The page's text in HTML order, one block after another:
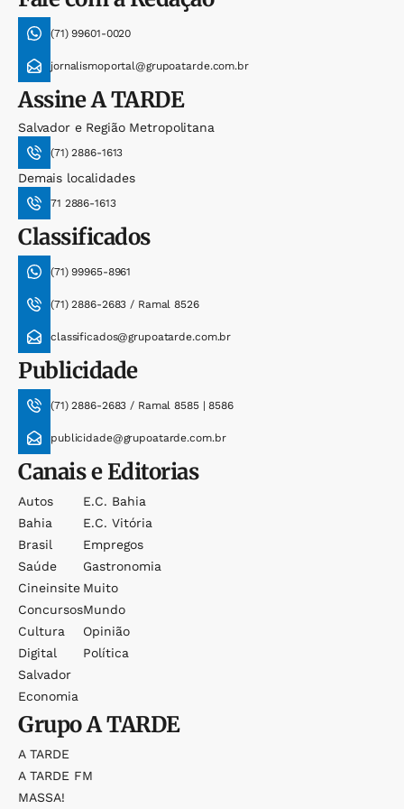
(71) 99601-0020
jornalismoportal@grupoatarde.com.br
AssineA TARDE
Salvador e Região Metropolitana
(71) 2886-1613
Demais localidades
71 2886-1613
Classificados
(71) 99965-8961
(71) 2886-2683 / Ramal 8526
classificados@grupoatarde.com.br
Publicidade
(71) 2886-2683 / Ramal 8585 | 8586
publicidade@grupoatarde.com.br
Canais e Editorias
Autos
Bahia
Brasil
Saúde
Cineinsite
Concursos
Cultura
Digital
Salvador
Economia
E.c. Bahia
E.c. Vitória
Empregos
Gastronomia
Muito
Mundo
Opinião
Política
GrupoA TARDE
A TARDE
A TARDE FM
MASSA!